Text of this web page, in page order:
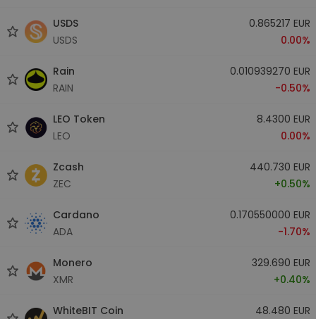
USDS
USDS
0.865217 EUR
0.00%
Rain
RAIN
0.010939270 EUR
-0.50%
LEO Token
LEO
8.4300 EUR
0.00%
Zcash
ZEC
440.730 EUR
+0.50%
Cardano
ADA
0.170550000 EUR
-1.70%
Monero
XMR
329.690 EUR
+0.40%
WhiteBIT Coin
48.480 EUR